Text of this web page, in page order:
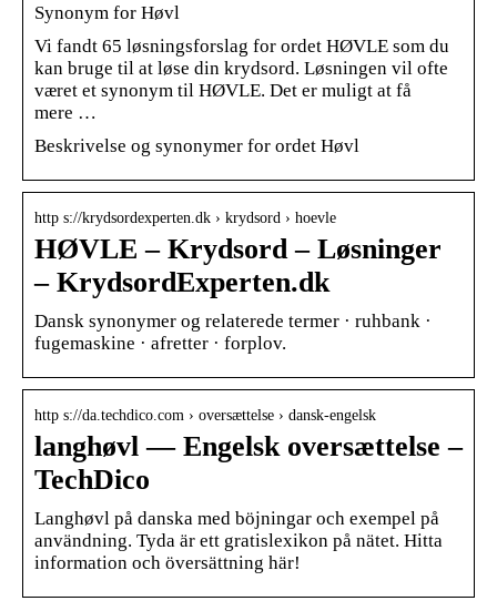
Synonym for Høvl
Vi fandt 65 løsningsforslag for ordet HØVLE som du
kan bruge til at løse din krydsord. Løsningen vil ofte
været et synonym til HØVLE. Det er muligt at få
mere …
Beskrivelse og synonymer for ordet Høvl
http s://krydsordexperten.dk › krydsord › hoevle
HØVLE – Krydsord – Løsninger
– KrydsordExperten.dk
Dansk synonymer og relaterede termer · ruhbank ·
fugemaskine · afretter · forplov.
http s://da.techdico.com › oversættelse › dansk-engelsk
langhøvl — Engelsk oversættelse –
TechDico
Langhøvl på danska med böjningar och exempel på
användning. Tyda är ett gratislexikon på nätet. Hitta
information och översättning här!